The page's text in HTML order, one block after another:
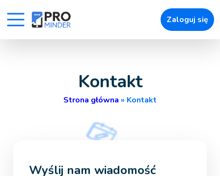
» Uroda
» Łatwe umawianie wizyt
» Zapisy online
» Pozostałe
Zaloguj się
Kontakt
Strona główna » Kontakt
Wyślij nam wiadomość